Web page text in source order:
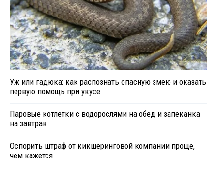
Уж или гадюка: как распознать опасную змею и оказать
первую помощь при укусе
Паровые котлетки с водорослями на обед и запеканка
на завтрак
Оспорить штраф от кикшеринговой компании проще,
чем кажется